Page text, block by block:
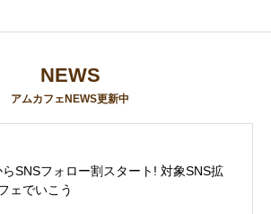
NEWS
アムカフェNEWS更新中
SNSフォロー割スタート! 対象SNS拡
ェでいこう